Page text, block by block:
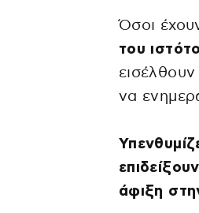
Όσοι
του
να
άφιξη